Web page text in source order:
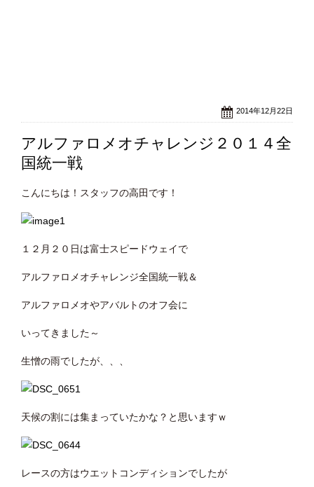
2014年12月22日
アルファロメオチャレンジ２０１４全
国統一戦
こんにちは！スタッフの高田です！
１２月２０日は富士スピードウェイで
アルファロメオチャレンジ全国統一戦＆
アルファロメオやアバルトのオフ会に
いってきました～
生憎の雨でしたが、、、
天候の割には集まっていたかな？と思いますｗ
レースの方はウエットコンディションでしたが